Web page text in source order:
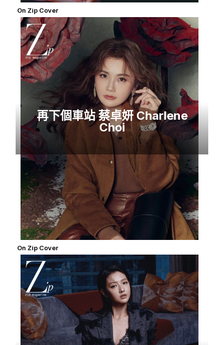
On Zip Cover
再下個車站 蔡卓妍 Charlene
Choi
On Zip Cover